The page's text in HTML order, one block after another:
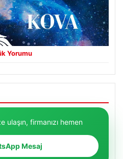
Yorumu
firmanızı hemen
Mesaj